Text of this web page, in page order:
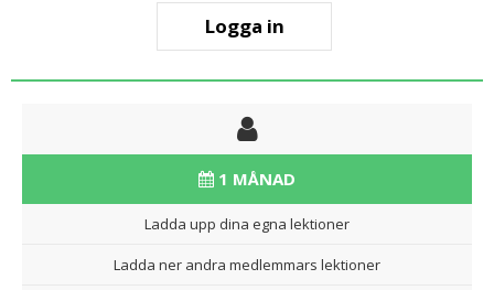
Logga in
1 MÅNAD
Ladda upp dina egna lektioner
Ladda ner andra medlemmars lektioner